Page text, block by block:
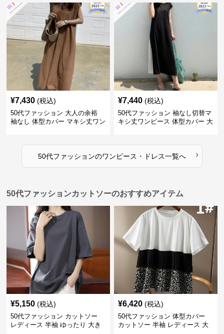
¥7,430 (税込)
50代ファッション 大人の余裕
袖なし 体型カバー マキシ丈ワン
¥7,440 (税込)
50代ファッション 袖なし切替マ
キシ丈ワンピース 体型カバー 大
50代ファッションのワンピース・ドレス一覧へ ›
50代ファッションカットソーのおすすめアイテム
¥5,150 (税込)
50代ファッション カットソー
レディース 半袖 ゆったり 大き
¥6,420 (税込)
50代ファッション 体型カバー
カットソー 半袖 レディース 大